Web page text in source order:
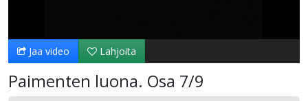
Jaa video Lahjoita
Paimenten luona. Osa 7/9